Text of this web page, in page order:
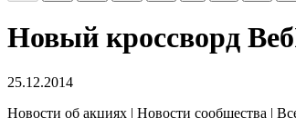
Новый кроссворд
25.12.2014
Новости об акциях | Новости сообщества |